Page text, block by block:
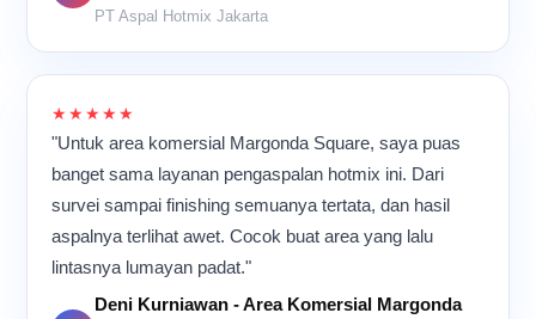
PT Aspal Hotmix Jakarta
★★★★★
"Untuk area komersial Margonda Square, saya puas
banget sama layanan pengaspalan hotmix ini. Dari
survei sampai finishing semuanya tertata, dan hasil
aspalnya terlihat awet. Cocok buat area yang lalu
lintasnya lumayan padat."
Deni Kurniawan - Area Komersial Margonda